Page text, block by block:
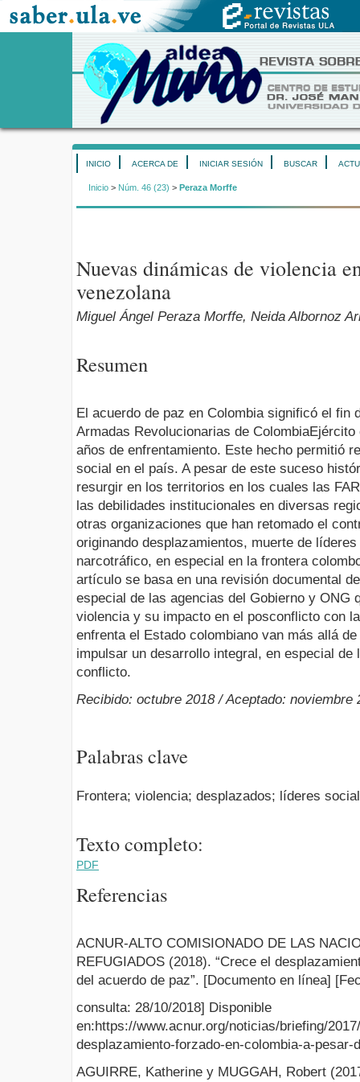
INICIO ACERCA DE INICIAR SESIÓN BUSCAR
Inicio > Núm. 46 (23) > Peraza Morffe
Nuevas dinámicas de violencia
venezolana
Miguel Ángel Peraza Morffe, Neida Albornoz
Resumen
El acuerdo de paz en Colombia significó el fin
Armadas Revolucionarias de
años de enfrentamiento. Este hecho permitió
social en el país. A pesar de este suceso
resurgir en los territorios en los cuales las
las debilidades institucionales en diversas
otras organizaciones que han retomado el
originando desplazamientos, muerte de
narcotráfico, en especial en la frontera
artículo se basa en una revisión documental
especial de las agencias del Gobierno y ONG
violencia y su impacto en el posconflicto con
enfrenta el Estado colombiano van más allá
impulsar un desarrollo integral, en especial de
conflicto.
Recibido: octubre 2018 / Aceptado: noviembre
Palabras clave
Frontera; violencia; desplazados; líderes
Texto completo:
PDF
Referencias
ACNUR-ALTO COMISIONADO DE LAS
REFUGIADOS (2018). “Crece el
del acuerdo de paz”. [Documento en línea]
consulta: 28/10/2018] Disponible
en:https://www.acnur.org/noticias/briefing/
desplazamiento-forzado-en-colombia-a-pesar-
AGUIRRE, Katherine y MUGGAH, Robert